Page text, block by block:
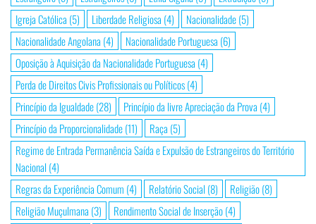
Igreja Católica (5) Liberdade Religiosa (4) Nacionalidade(5)
Nacionalidade Angolana (4) Nacionalidade Portuguesa (6)
Oposição à Aquisição da Nacionalidade Portuguesa (4)
Perda de Direitos Civis Profissionais ou Políticos(4)
Princípio da Igualdade(28) Princípio da livre Apreciação da Prova (4)
Princípio da Proporcionalidade(11) Raça (5)
Regime de Entrada Permanência Saída e Expulsão de Estrangeiros do Território
Nacional (4)
Regras da Experiência Comum (4) Relatório Social (8) Religião(8)
Religião Muçulmana (3) Rendimento Social de Inserção(4)